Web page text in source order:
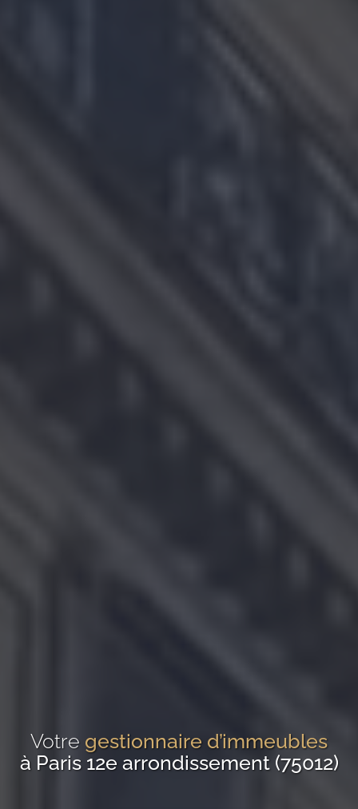
Votre gestionnaire d’immeubles
à Paris 12e arrondissement (75012)